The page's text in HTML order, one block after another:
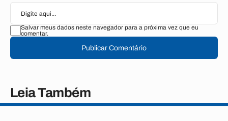
Salvar meus dados neste navegador para a próxima vez que eu
comentar.
Publicar Comentário
Leia Também